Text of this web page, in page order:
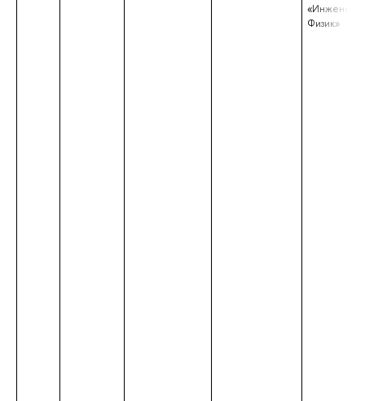
«Инженер-
Физик»